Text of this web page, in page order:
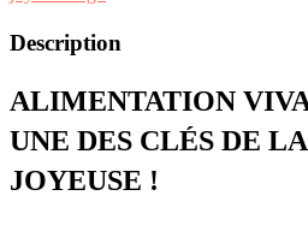
Description
ALIMENTATION
UNE DES CLÉS DE
JOYEUSE !